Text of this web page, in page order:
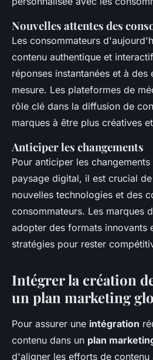
Nouvelles attentes des
Les consommateurs
contenu authentique et
réponses instantanées et à des
mesure. Les plateformes de
rôle clé dans la diffusion de
marques à être plus créatives
Anticiper les changements
Pour anticiper les changements
paysage digital, il est crucial
nouvelles technologies et des
consommateurs. Les marques
adopter des formats innovants
stratégies pour rester
Intégrer la création
un plan marketing
Pour assurer une intégration
contenu dans un plan
d'aligner les efforts de contenu